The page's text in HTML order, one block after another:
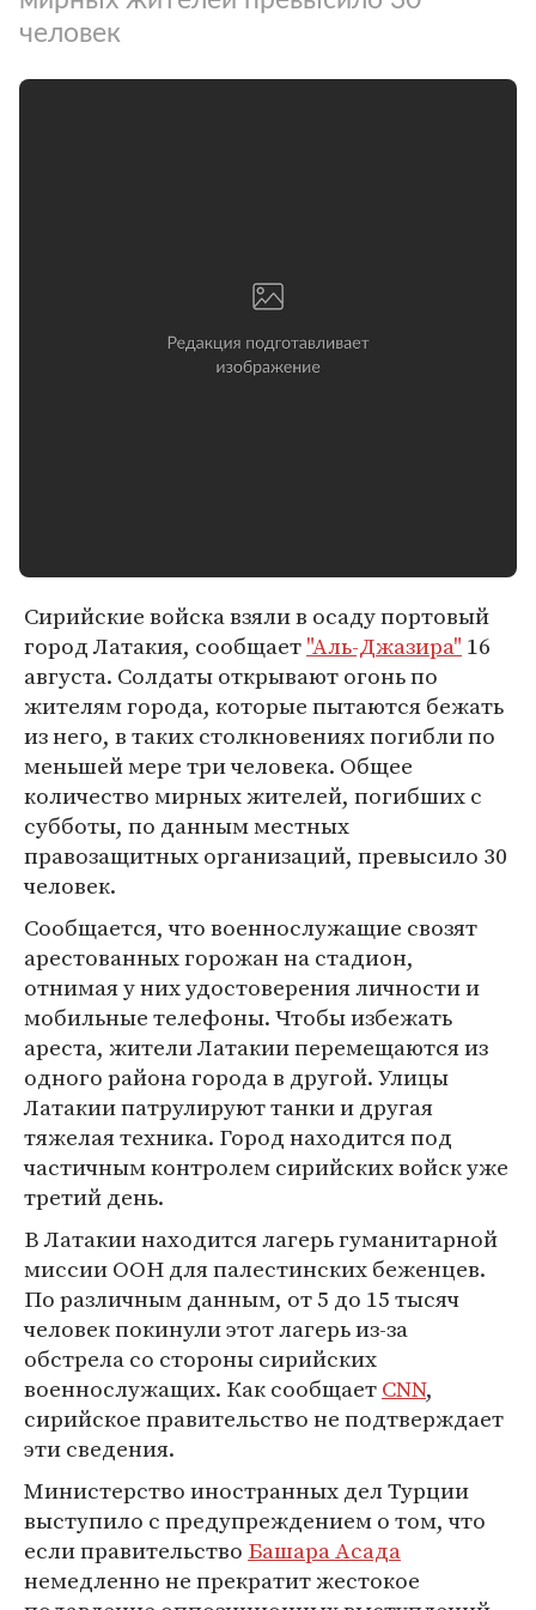
человек
Сирийские войска взяли в осаду портовый
город Латакия, сообщает"Аль-Джазира" 16
августа. Солдаты открывают огонь по
жителям города, которые пытаются бежать
из него, в таких столкновениях погибли по
меньшей мере три человека. Общее
количество мирных жителей, погибших с
субботы, по данным местных
правозащитных организаций, превысило 30
человек.
Сообщается, что военнослужащие свозят
арестованных горожан на стадион,
отнимая у них удостоверения личности и
мобильные телефоны. Чтобы избежать
ареста, жители Латакии перемещаются из
одного района города в другой. Улицы
Латакии патрулируют танки и другая
тяжелая техника. Город находится под
частичным контролем сирийских войск уже
третий день.
В Латакии находится лагерь гуманитарной
миссии ООН для палестинских беженцев.
По различным данным, от 5 до 15 тысяч
человек покинули этот лагерь из-за
обстрела со стороны сирийских
военнослужащих. Как сообщаетCNN,
сирийское правительство не подтверждает
эти сведения.
Министерство иностранных дел Турции
выступило с предупреждением о том, что
если правительство Башара Асада
немедленно не прекратит жестокое